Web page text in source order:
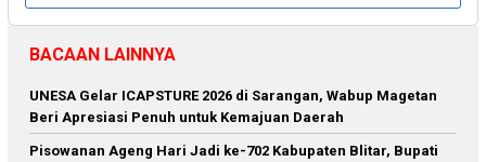
BACAAN LAINNYA
‎UNESA Gelar ICAPSTURE 2026 di Sarangan, Wabup Magetan
Beri Apresiasi Penuh untuk Kemajuan Daerah
Pisowanan Ageng Hari Jadi ke-702 Kabupaten Blitar, Bupati